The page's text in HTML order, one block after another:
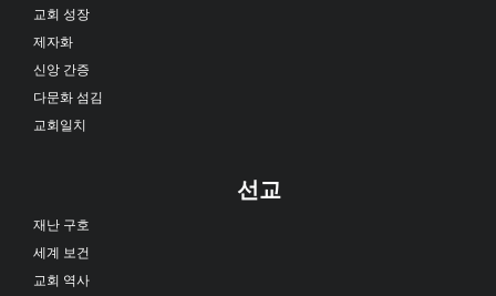
교회 성장
제자화
신앙 간증
다문화 섬김
교회일치
선교
재난 구호
세계 보건
교회 역사